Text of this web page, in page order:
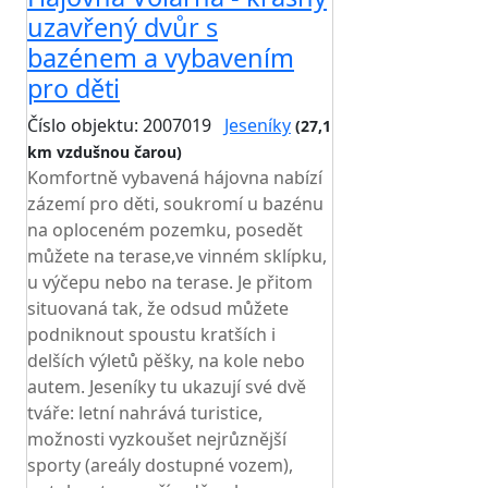
uzavřený dvůr s
bazénem a vybavením
pro děti
Číslo objektu: 2007019 Jeseníky (27,1
km vzdušnou čarou)
Komfortně vybavená hájovna nabízí
zázemí pro děti, soukromí u bazénu
na oploceném pozemku, posedět
můžete na terase,ve vinném sklípku,
u výčepu nebo na terase. Je přitom
situovaná tak, že odsud můžete
podniknout spoustu kratších i
delších výletů pěšky, na kole nebo
autem. Jeseníky tu ukazují své dvě
tváře: letní nahrává turistice,
možnosti vyzkoušet nejrůznější
sporty (areály dostupné vozem),